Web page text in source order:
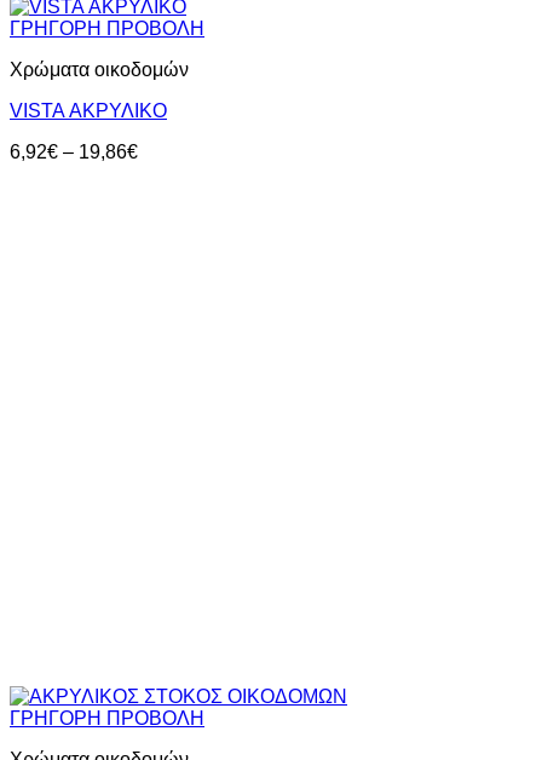
ΓΡΗΓΟΡΗ ΠΡΟΒΟΛΗ
Χρώματα οικοδομών
VISTA ΑΚΡΥΛΙΚΟ
6,92€ – 19,86€Price
ΓΡΗΓΟΡΗ ΠΡΟΒΟΛΗ